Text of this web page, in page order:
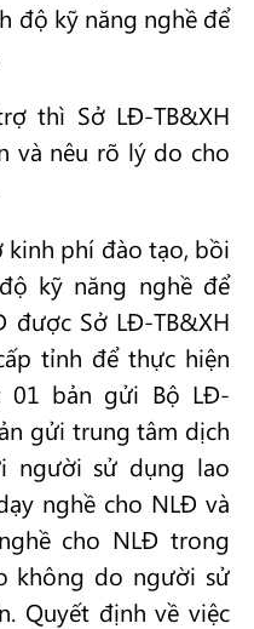
độ kỹ năng nghề để
thì Sở LĐ-TB&XH
và nêu rõ lý do cho
kinh phí đào tạo, bồi
kỹ năng nghề để
được Sở LĐ-TB&XH
tỉnh để thực hiện
bản gửi Bộ LĐ-
gửi trung tâm dịch
người sử dụng lao
nghề cho NLĐ và
cho NLĐ trong
không do người sử
Quyết định về việc